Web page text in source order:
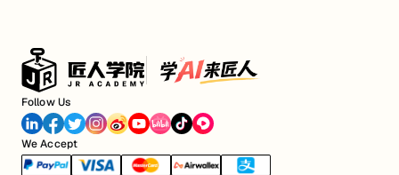
Follow Us
We Accept